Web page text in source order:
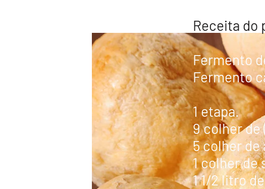
Receita do
Fermento
Fermento
1 etapa.
9 colher de
5 colher de
1 colher de
1 1/2 litro